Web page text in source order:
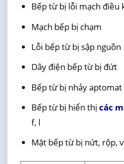
Bếp từ bị lỗi mạch điều
Mạch bếp bị chạm
Lỗi bếp từ bị sập nguồn
Dây điện bếp từ bị đứt
Bếp từ bị nhảy aptomat
Bếp từ bị hiển thị các
f, l
Mặt bếp từ bị nứt, rộp,